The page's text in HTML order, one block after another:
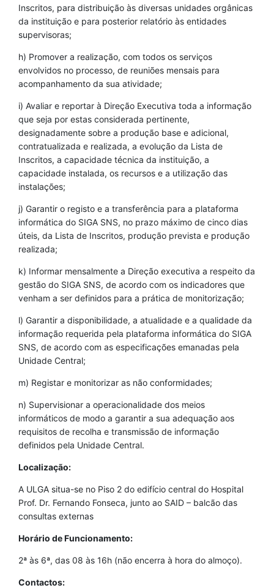
Inscritos, para distribuição às diversas unidades orgânicas
da instituição e para posterior relatório às entidades
supervisoras;
h) Promover a realização, com todos os serviços
envolvidos no processo, de reuniões mensais para
acompanhamento da sua atividade;
i) Avaliar e reportar à Direção Executiva toda a informação
que seja por estas considerada pertinente,
designadamente sobre a produção base e adicional,
contratualizada e realizada, a evolução da Lista de
Inscritos, a capacidade técnica da instituição, a
capacidade instalada, os recursos e a utilização das
instalações;
j) Garantir o registo e a transferência para a plataforma
informática do SIGA SNS, no prazo máximo de cinco dias
úteis, da Lista de Inscritos, produção prevista e produção
realizada;
k) Informar mensalmente a Direção executiva a respeito da
gestão do SIGA SNS, de acordo com os indicadores que
venham a ser definidos para a prática de monitorização;
l) Garantir a disponibilidade, a atualidade e a qualidade da
informação requerida pela plataforma informática do SIGA
SNS, de acordo com as especificações emanadas pela
Unidade Central;
m) Registar e monitorizar as não conformidades;
n) Supervisionar a operacionalidade dos meios
informáticos de modo a garantir a sua adequação aos
requisitos de recolha e transmissão de informação
definidos pela Unidade Central.
Localização:
A ULGA situa-se no Piso 2 do edifício central do Hospital
Prof. Dr. Fernando Fonseca, junto ao SAID – balcão das
consultas externas
Horário de Funcionamento:
2ª às 6ª, das 08 às 16h (não encerra à hora do almoço).
Contactos: